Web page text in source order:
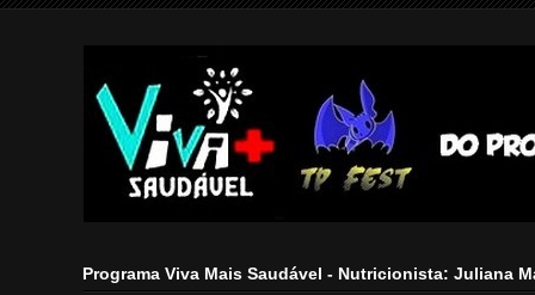
Programa Viva Mais Saudável - Nutricionista: Juliana